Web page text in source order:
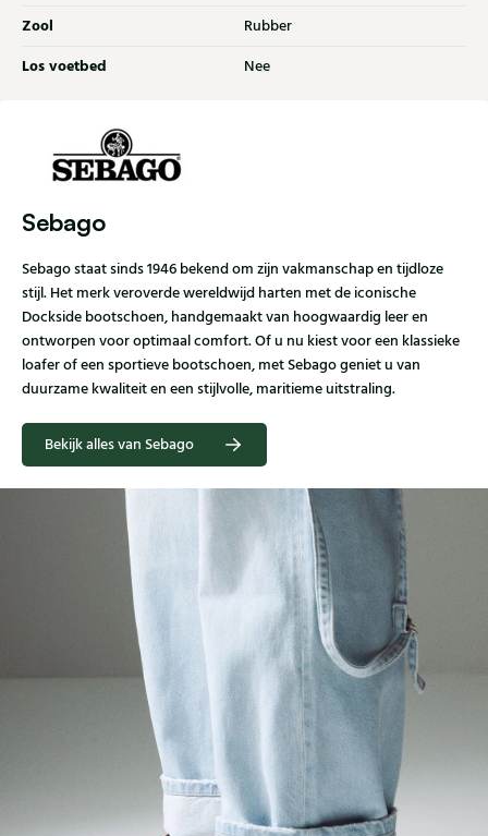
Zool Rubber
Los voetbed Nee
Sebago
Sebago staat sinds 1946 bekend om zijn vakmanschap en tijdloze
stijl. Het merk veroverde wereldwijd harten met de iconische
Dockside bootschoen, handgemaakt van hoogwaardig leer en
ontworpen voor optimaal comfort. Of u nu kiest voor een klassieke
loafer of een sportieve bootschoen, met Sebago geniet u van
duurzame kwaliteit en een stijlvolle, maritieme uitstraling.
Bekijk alles van Sebago